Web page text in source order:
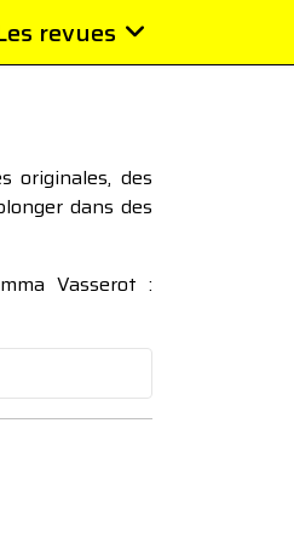
revues
originales, des
dans des
Vasserot :